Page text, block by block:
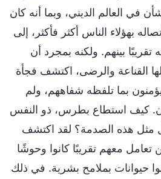
في العالم الديني، وبما أنه كان
بهؤلاء الناس أكثر فأكثر، إلى
بينهم. ولكنه بمجرد أن
القناعة والرضى، اكتشف فجأة
بما تلفظه شفاههم، ولم
كيف استطاع بطرس، ذو النفس
مثل هذه الصدمة؟ لقد اكتشف
معهم تقريبًا كانوا وحوشًا
حيوانات بملامح بشرية. في ذلك